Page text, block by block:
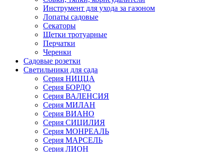
Инструмент для ухода за газоном
Лопаты садовые
Секаторы
Щетки тротуарные
Перчатки
Черенки
Садовые розетки
Светильники для сада
Серия НИЦЦА
Серия БОРДО
Серия ВАЛЕНСИЯ
Серия МИЛАН
Серия ВИАНО
Серия СИЦИЛИЯ
Серия МОНРЕАЛЬ
Серия МАРСЕЛЬ
Серия ЛИОН